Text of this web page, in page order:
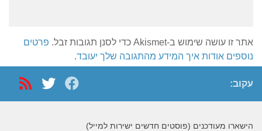
אתר זו עושה שימוש ב-Akismet כדי לסנן תגובות זבל.
פרטים
נוספים אודות איך המידע מהתגובה שלך יעובד.
עקוב:
הישארו מעודכנים (פוסטים חדשים ישירות למייל)